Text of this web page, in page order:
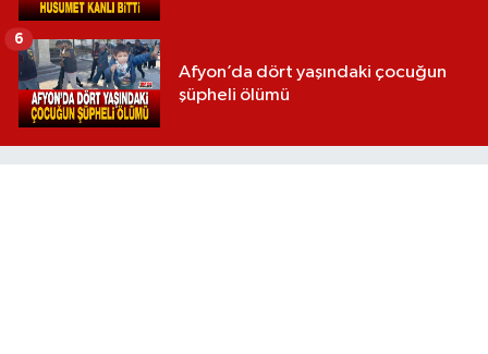
Afyon’da dört yaşındaki çocuğun
şüpheli ölümü
6